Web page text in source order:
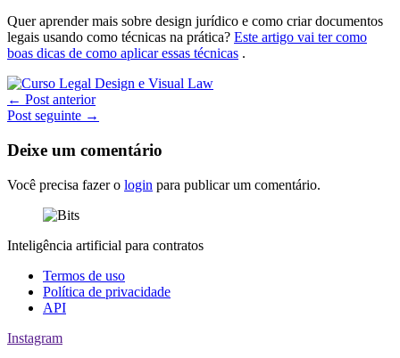
Quer aprender mais sobre design jurídico e como criar documentos
legais usando como técnicas na prática? Este artigo vai ter como
boas dicas de como aplicar essas técnicas .
← Post anterior
Post seguinte →
Deixe um comentário
Você precisa fazer o login para publicar um comentário.
Inteligência artificial para contratos
Termos de uso
Política de privacidade
API
Instagram